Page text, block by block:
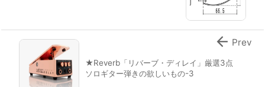
★Reverb「リバーブ・ディレイ」厳選3点
ソロギター弾きの欲しいもの-3
 Prev